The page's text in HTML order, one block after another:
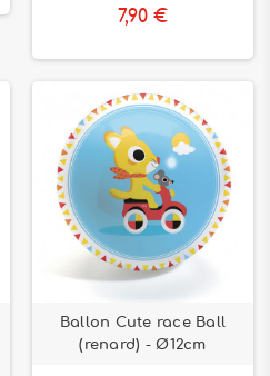
7,90 €
Ballon Cute race Ball
(renard) - Ø12cm